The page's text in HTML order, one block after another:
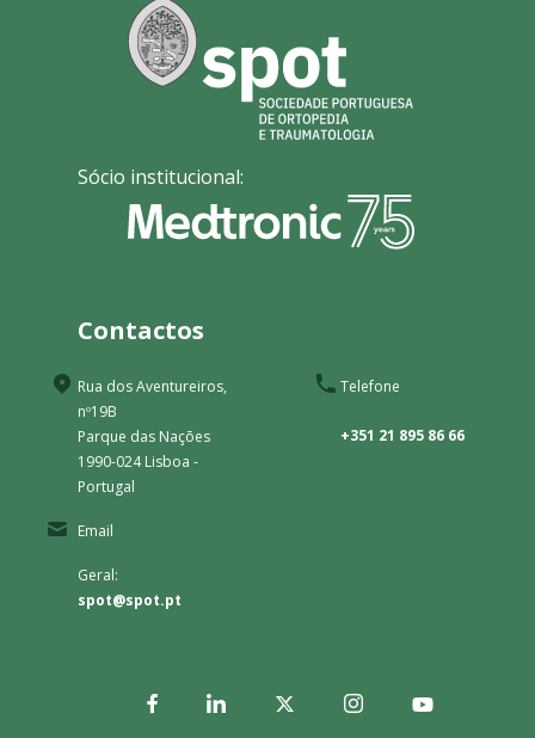
Sócio institucional:
Contactos
Rua dos Aventureiros,
nº19B
Parque das Nações
1990-024 Lisboa -
Portugal
Telefone
+351 21 895 86 66
Email
Geral:
spot@spot.pt